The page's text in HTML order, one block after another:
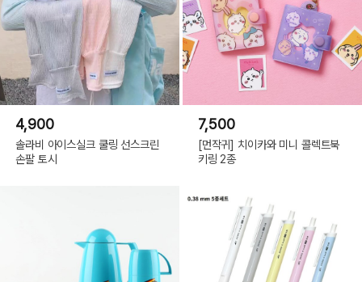
4,900
솔라비 아이스실크 쿨링 선스크린
손팔 토시
7,500
[먼작귀] 치이카와 미니 콜렉트북
키링 2종